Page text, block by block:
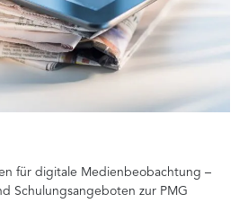
für digitale Medienbeobachtung –
Schulungsangeboten zur PMG